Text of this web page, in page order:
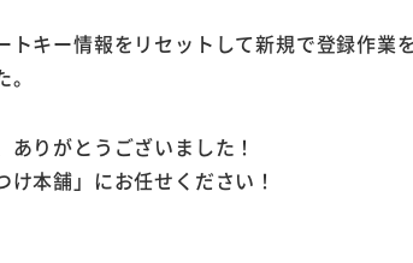
トキー情報をリセットして新規で登録作業
りがとうございました！
本舗」にお任せください！